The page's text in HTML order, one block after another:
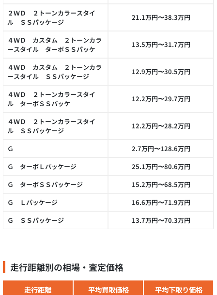
２ＷＤ ２トーンカラースタイ
ル ＳＳパッケージ
21.1万円〜38.3万円
４ＷＤ カスタム ２トーンカラ
ースタイル ターボＳＳパッケ
13.5万円〜31.7万円
４ＷＤ カスタム ２トーンカラ
ースタイル ＳＳパッケージ
12.9万円〜30.5万円
４ＷＤ ２トーンカラースタイ
ル ターボＳＳパッケ
12.2万円〜29.7万円
４ＷＤ ２トーンカラースタイ
ル ＳＳパッケージ
12.2万円〜28.2万円
Ｇ
2.7万円〜128.6万円
Ｇ ターボＬパッケージ
25.1万円〜80.6万円
Ｇ ターボＳＳパッケージ
15.2万円〜68.5万円
Ｇ Ｌパッケージ
16.6万円〜71.9万円
Ｇ ＳＳパッケージ
13.7万円〜70.3万円
走行距離別の相場・査定価格
走行距離 平均買取価格 平均下取り価格